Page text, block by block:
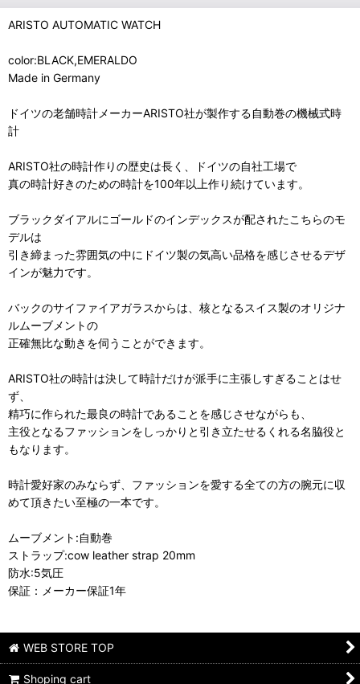
ARISTO AUTOMATIC WATCH
color:BLACK,EMERALDO
Made in Germany
ドイツの老舗時計メーカーARISTO社が製作する自動巻の機械式時
計
ARISTO社の時計作りの歴史は長く、ドイツの自社工場で
真の時計好きのための時計を100年以上作り続けています。
ブラックダイアルにゴールドのインデックスが配されたこちらのモ
デルは
引き締まった雰囲気の中にドイツ製の気高い品格を感じさせるデザ
インが魅力です。
バックのサイファイアガラスからは、核となるスイス製のオリジナ
ルムーブメントの
正確無比な動きを伺うことができます。
ARISTO社の時計は決して時計だけが派手に主張しすぎることはせ
ず、
精巧に作られた最良の時計であることを感じさせながらも、
主役となるファッションをしっかりと引き立たせるくれる名脇役と
もなります。
時計愛好家のみならず、ファッションを愛する全ての方の腕元に収
めて頂きたい至極の一本です。
ムーブメント:自動巻
ストラップ:cow leather strap 20mm
防水:5気圧
保証：メーカー保証1年
WEB STORE TOP
Shoping cart